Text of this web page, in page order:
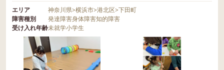
エリア 神奈川県>横浜市>港北区>下田町
障害種別
発達障害身体障害知的障害
受け入れ年齢未就学小学生